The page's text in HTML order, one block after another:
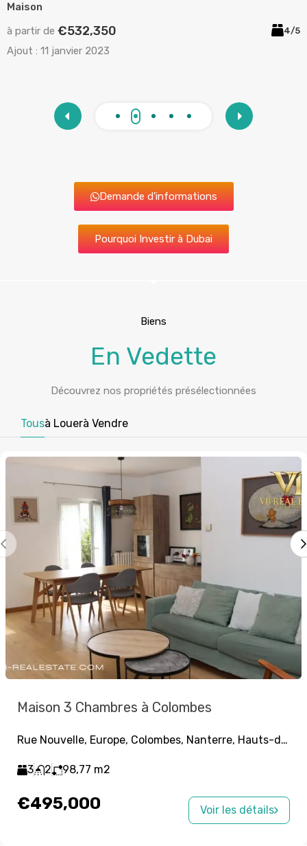
de €532,350 4/5
:11 janvier 2023
à
Demande d'informations
Pourquoi Investir à Dubai
Biens
En Vedette
Découvrez nos propriétés présélectionnées
Tousà Louerà Vendre
Maison 3 Chambres à Colombes
Rue Nouvelle, Europe, Colombes, Nanterre, Hauts-de-Seine, Île-de-France, France métropolitaine, 92700, France
3 2 98,77 m2
€495,000 Voir les détails